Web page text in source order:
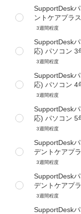
SupportDesk
ントケアプラ
3週間程度
SupportDesk
応) パソコン 3
3週間程度
SupportDesk
応) パソコン 4
3週間程度
SupportDesk
応) パソコン 5
3週間程度
SupportDesk
デントケアプ
3週間程度
SupportDesk
デントケアプ
3週間程度
SupportDesk